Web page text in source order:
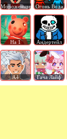
Мороженщик Огонь Вода
На 1 Андертейл
А4 Гача Лайф